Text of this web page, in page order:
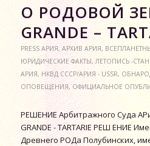
О РОДОВОЙ
GRANDE –
PRESS АРИЯ,АРХИВ АРИЯ,
ЮРИДИЧЕСКИЕ ФАКТЫ,ЛЕТОПИСЬ -
АРИЯ,НКВД СССР/АРИЯ - USSR,
ОПОВЕЩЕНИЯ,ОФИЦИАЛЬНОЕ
РЕШЕНИЕ Арбитражного Суда
GRANDE - TARTARIE РЕШ ЕНИЕ
Древнего РОДа Полубинских,